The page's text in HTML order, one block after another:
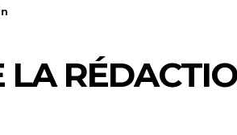
LA